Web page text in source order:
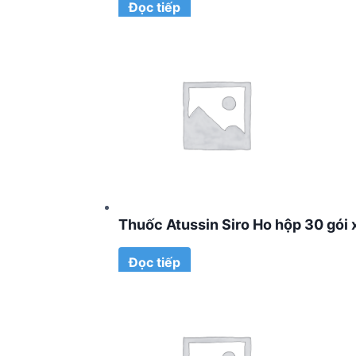
Đọc tiếp
Thuốc Atussin Siro Ho hộp 30 gói
Đọc tiếp